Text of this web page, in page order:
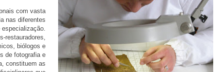
com vasta
nas diferentes
especialização.
restauradores,
biólogos e
de fotografia e
constituem as